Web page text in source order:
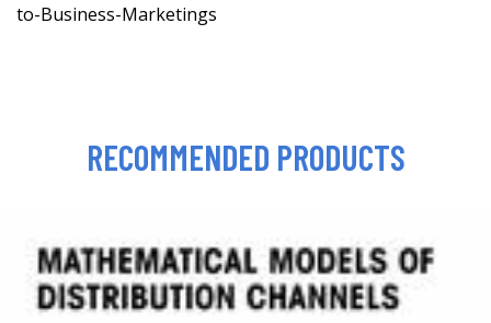
to-Business-Marketings
RECOMMENDED PRODUCTS